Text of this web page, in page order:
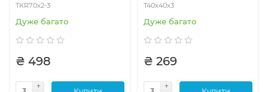
TKR70x2-3
Дуже багато
₴ 498
T40x40x3
Дуже багато
₴ 269